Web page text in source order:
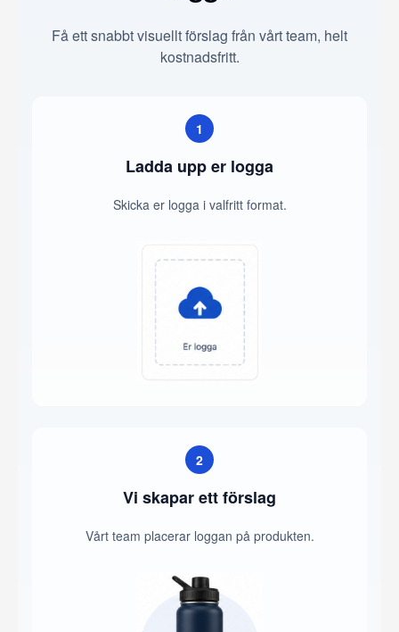
Få ett snabbt visuellt förslag från vårt team, helt
kostnadsfritt.
1
Ladda upp er logga
Skicka er logga i valfritt format.
2
Vi skapar ett förslag
Vårt team placerar loggan på produkten.